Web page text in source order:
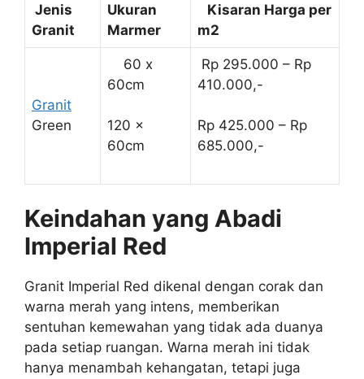
Jenis
Granit
Ukuran
Marmer
Kisaran Harga per
m2
Granit
Green
60 x
60cm
120 x
60cm
Rp 295.000 – Rp
410.000,-
Rp 425.000 – Rp
685.000,-
Keindahan yang Abadi
Imperial Red
Granit Imperial Red dikenal dengan corak dan
warna merah yang intens, memberikan
sentuhan kemewahan yang tidak ada duanya
pada setiap ruangan. Warna merah ini tidak
hanya menambah kehangatan, tetapi juga